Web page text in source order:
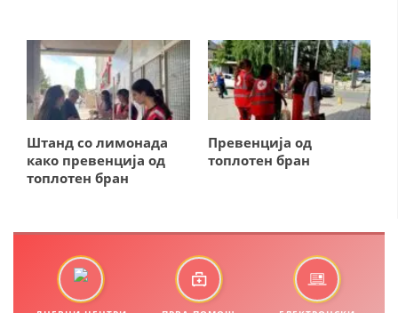
ЗАКОН ЗА ЦКРМ
СТАТУТ НА ЦКРМ
СТРУКТУРА И ОРГАНИЗАЦИОНА ПОСТАВЕНОСТ
Штанд со лимонада
како превенција од
топлотен бран
Превенција од
топлотен бран